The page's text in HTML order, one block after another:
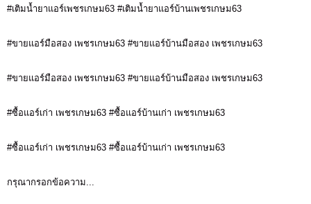
#เติมน้ำยาแอร์เพชรเกษม63 #เติมน้ำยาแอร์บ้านเพชรเกษม63
#ขายแอร์มือสอง เพชรเกษม63 #ขายแอร์บ้านมือสอง เพชรเกษม63
#ขายแอร์มือสอง เพชรเกษม63 #ขายแอร์บ้านมือสอง เพชรเกษม63
#ซื้อแอร์เก่า เพชรเกษม63 #ซื้อแอร์บ้านเก่า เพชรเกษม63
#ซื้อแอร์เก่า เพชรเกษม63 #ซื้อแอร์บ้านเก่า เพชรเกษม63
กรุณากรอกข้อความ...